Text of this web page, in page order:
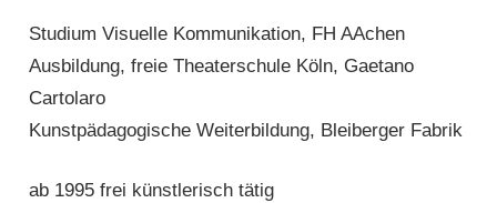
Studium Visuelle Kommunikation, FH AAchen
Ausbildung, freie Theaterschule Köln, Gaetano
Cartolaro
Kunstpädagogische Weiterbildung, Bleiberger Fabrik
ab 1995 frei künstlerisch tätig